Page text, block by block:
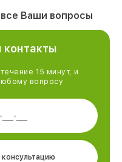
Ваши вопросы
15 минут, и
вопросу